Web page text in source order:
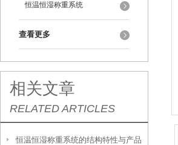
恒温恒湿称重系统
查看更多
相关文章
RELATED ARTICLES
恒温恒湿称重系统的结构特性与产品